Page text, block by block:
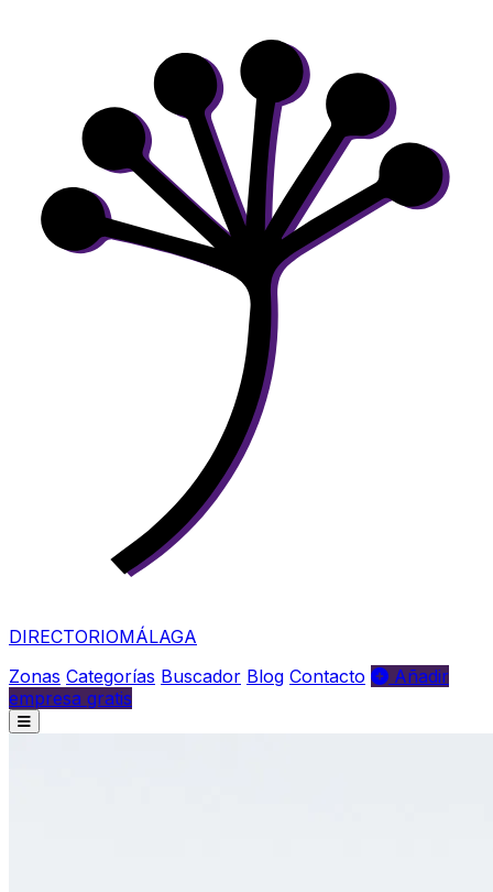
DIRECTORIOMÁLAGA
Zonas Categorías Buscador Blog Contacto
Añadir
empresa gratis